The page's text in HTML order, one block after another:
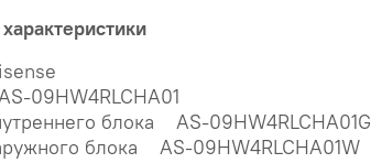
09HW4RLCHA01
блока AS-09HW4RLCHA01G
блока AS-09HW4RLCHA01W